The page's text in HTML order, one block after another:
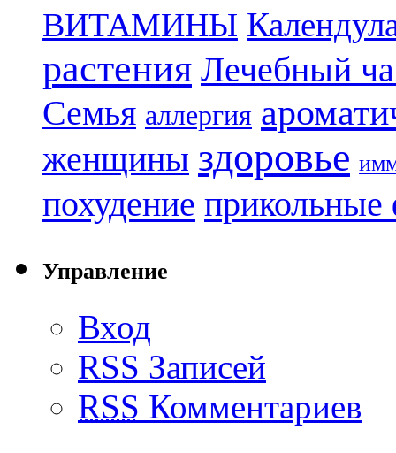
ВИТАМИНЫ
растения Лечебный
Семья аллергия
женщины здоровье
похудение прикольные
Управление
Вход
RSS Записей
RSS Комментариев